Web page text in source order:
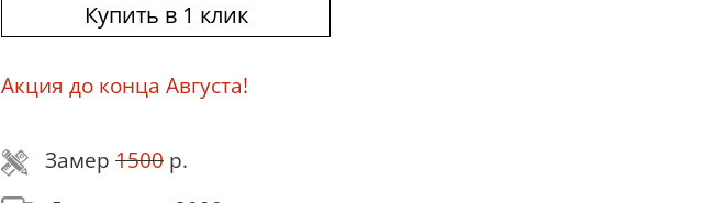
Купить в 1 клик
Акция до конца Августа!
Замер 1500 р.